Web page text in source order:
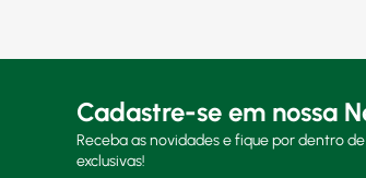
Cadastre-se em nossa
Receba as novidades e fique por dentro
exclusivas!